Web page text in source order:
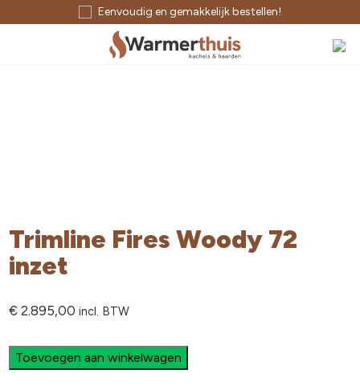
Eenvoudig en gemakkelijk bestellen!
Trimline Fires Woody 72
inzet
€ 2.895,00 incl. BTW
Toevoegen aan winkelwagen